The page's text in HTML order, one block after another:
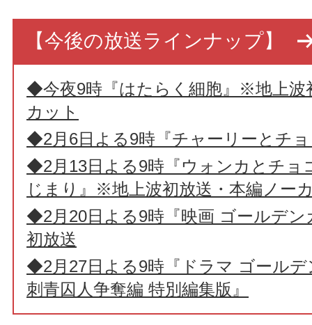
【今後の放送ラインナップ】
◆今夜9時『はたらく細胞』※地上波
カット
◆2月6日よる9時『チャーリーとチ
◆2月13日よる9時『ウォンカとチョ
じまり』※地上波初放送・本編ノー
◆2月20日よる9時『映画 ゴールデ
初放送
◆2月27日よる9時『ドラマ ゴールデ
刺青囚人争奪編 特別編集版』